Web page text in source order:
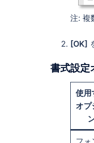
注: 複
[OK]
書式設定
使用
オプ